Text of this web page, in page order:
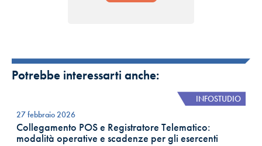
Potrebbe interessarti anche:
INFOSTUDIO
27 febbraio 2026
Collegamento POS e Registratore Telematico:
modalità operative e scadenze per gli esercenti